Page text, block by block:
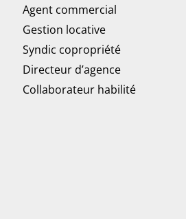
Agent commercial
Gestion locative
Syndic copropriété
Directeur d’agence
Collaborateur habilité